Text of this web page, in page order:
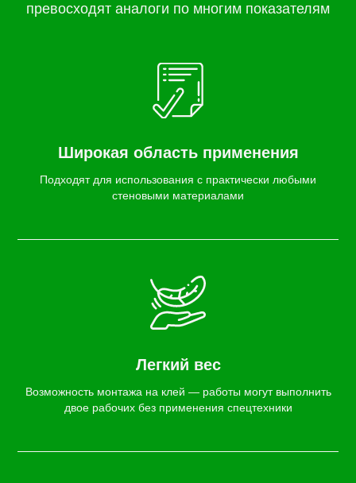
превосходят аналоги по многим показателям
Широкая область применения
Подходят для использования с практически любыми
стеновыми материалами
Легкий вес
Возможность монтажа на клей — работы могут выполнить
двое рабочих без применения спецтехники